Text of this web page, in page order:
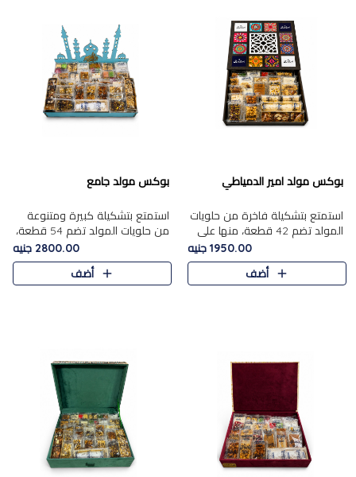
بوكس مولد امير الدمياطي
استمتع بتشكيلة فاخرة من حلويات
المولد تضم 42 قطعة، منها علي
بابا بالمكسرات، الجزرية بالفول....
1950.00 جنيه
أضف
بوكس مولد جامع
استمتع بتشكيلة كبيرة ومتنوعة
من حلويات المولد تضم 54 قطعة،
منها الجزرية بالفول والبندق، علي
بابا بالمكسرات، الملبن.....
2800.00 جنيه
أضف